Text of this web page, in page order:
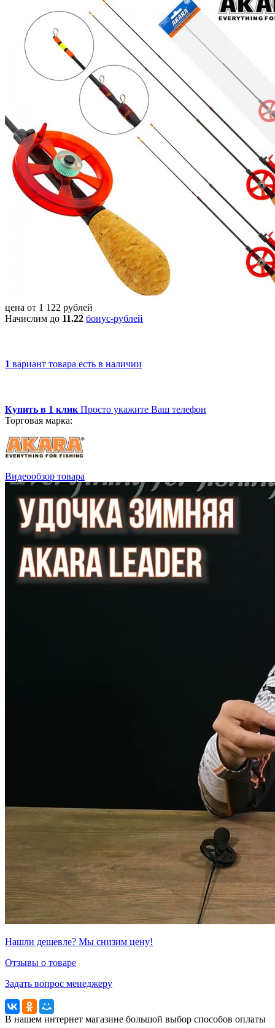
цена от 1 122 рублей
Начислим до 11.22 бонус-рублей
1 вариант товара есть в наличии
Купить в 1 клик Просто укажите Ваш телефон
Торговая марка:
Видеообзор товара
Нашли дешевле? Мы снизим цену!
Отзывы о товаре
Задать вопрос менеджеру
В нашем интернет магазине большой выбор способов оплаты